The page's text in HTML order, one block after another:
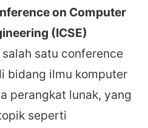
on Computer
(ICSE)
salah satu conference
bidang ilmu komputer
perangkat lunak, yang
seperti